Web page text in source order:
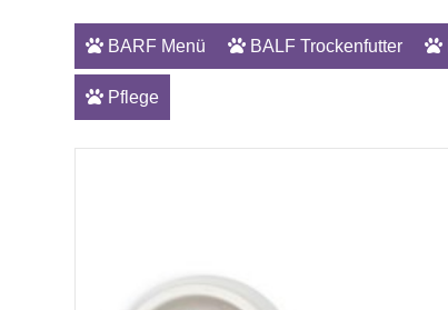
BARF Menü BALF Trockenfutter
Pflege